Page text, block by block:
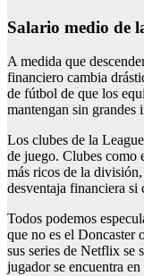
salario medio de
A medida que
financiero cambia
de fútbol de que los
mantengan sin grandes
Los clubes de la
de juego. Clubes como
más ricos de la
desventaja financiera si
Todos podemos
que no es el Doncaster
sus series de Netflix se
jugador se encuentra